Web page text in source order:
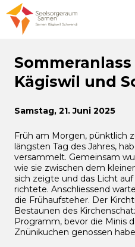
Kägiswil und
Samstag, 21. Juni 2025
Früh am Morgen, pünktlich
längsten Tag des Jahres,
versammelt. Gemeinsam
wie sie zwischen dem
sich zeigte und das Licht
richtete. Anschliessend
die Frühaufsteher. Der
Bestaunen des
Programm, bevor die Minis
Znünikuchen genossen